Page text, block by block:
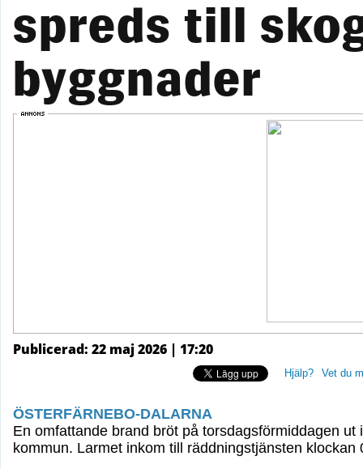
spreds till
byggnader
Publicerad: 22 maj 2026 | 17:20
Hjälp? Vet du
ÖSTERFÄRNEBO-DALARNA
En omfattande brand bröt på torsdagsförmiddagen
kommun. Larmet inkom till räddningstjänsten klockan